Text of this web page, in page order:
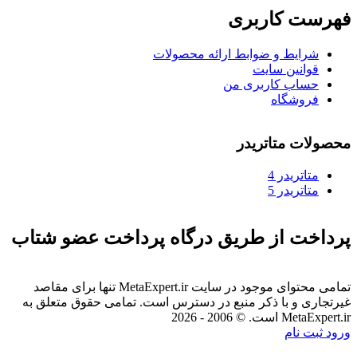
فهرست کاربری
شرایط و ضوابط ارائه محصولات
قوانین سایت
حساب کاربری من
فروشگاه
محصولات متاتریدر
متاتريدر 4
متاتريدر 5
پرداخت از طریق درگاه پرداخت عضو شتاب
تمامی محتوای موجود در سایت MetaExpert.ir تنها برای مقاصد
غیرتجاری و با ذکر منبع در دسترس است. تمامی حقوق متعلق به
MetaExpert.ir است. © 2006 - 2026
ورود ثبت نام